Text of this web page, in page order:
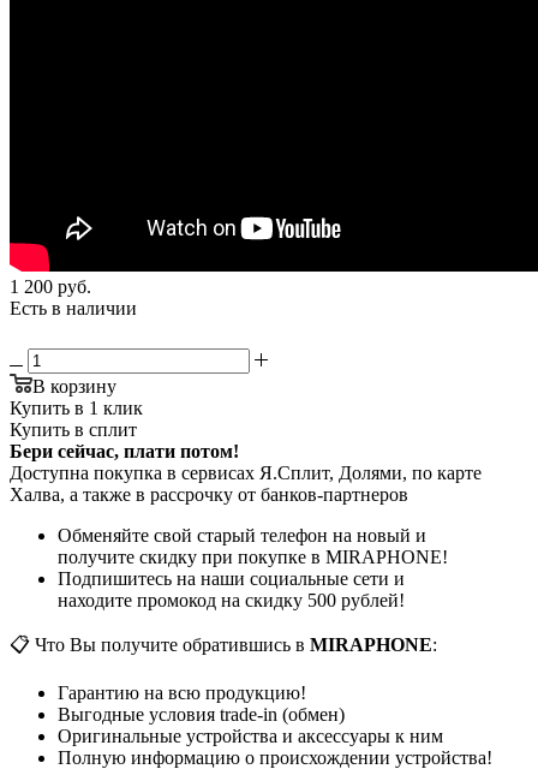
1 200 руб.
Есть в наличии
В корзину
Купить в 1 клик
Купить в сплит
Бери сейчас, плати потом!
Доступна покупка в сервисах Я.Сплит, Долями, по карте
Халва, а также в рассрочку от банков-партнеров
Обменяйте свой старый телефон на новый и
получите скидку при покупке в MIRAPHONE!
Подпишитесь на наши социальные сети и
находите промокод на скидку 500 рублей!
📋 Что Вы получите обратившись в MIRAPHONE:
Гарантию на всю продукцию!
Выгодные условия trade-in (обмен)
Оригинальные устройства и аксессуары к ним
Полную информацию о происхождении устройства!